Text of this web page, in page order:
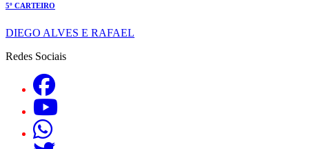
5º CARTEIRO
DIEGO ALVES E RAFAEL
Redes Sociais